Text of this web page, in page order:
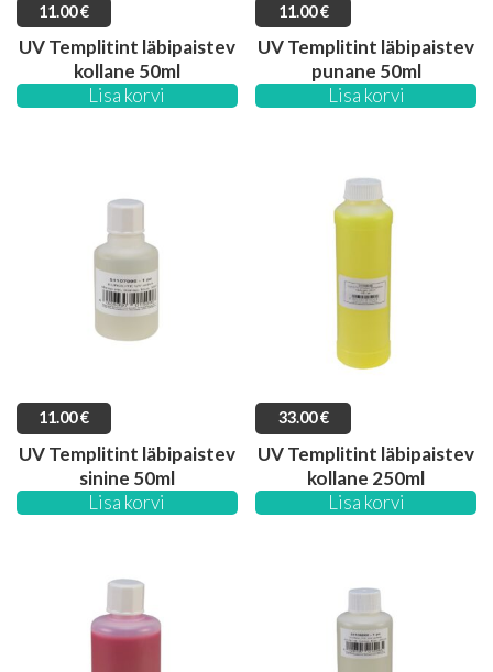
11.00€
UV Templitint läbipaistev
kollane 50ml
Lisa korvi
11.00€
UV Templitint läbipaistev
punane 50ml
Lisa korvi
11.00€
UV Templitint läbipaistev
sinine 50ml
Lisa korvi
33.00€
UV Templitint läbipaistev
kollane 250ml
Lisa korvi